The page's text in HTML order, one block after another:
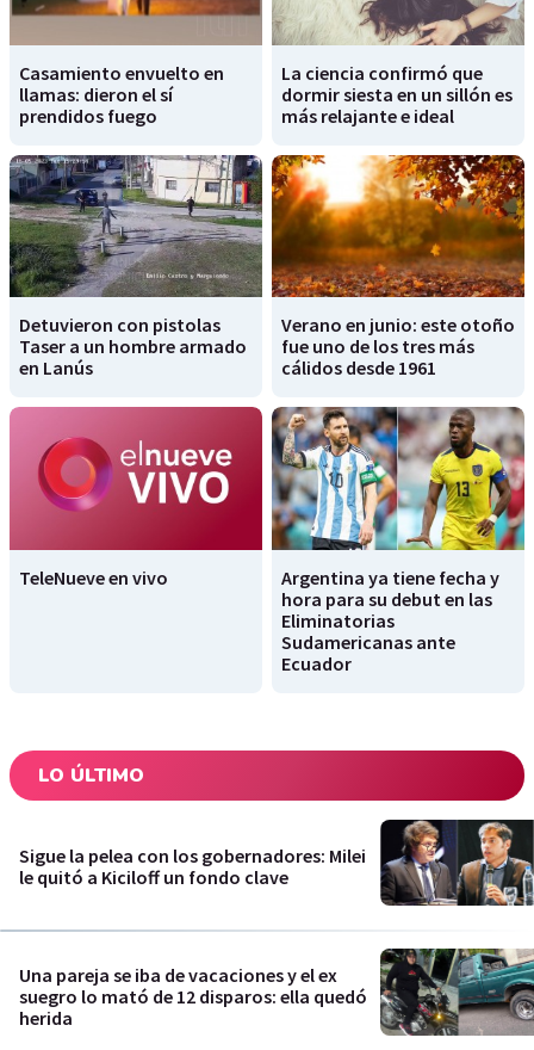
Casamiento envuelto en
llamas: dieron el sí
prendidos fuego
La ciencia confirmó que
dormir siesta en un sillón es
más relajante e ideal
Detuvieron con pistolas
Taser a un hombre armado
en Lanús
Verano en junio: este otoño
fue uno de los tres más
cálidos desde 1961
TeleNueve en vivo
Argentina ya tiene fecha y
hora para su debut en las
Eliminatorias
Sudamericanas ante
Ecuador
LO ÚLTIMO
Sigue la pelea con los gobernadores: Milei
le quitó a Kiciloff un fondo clave
Una pareja se iba de vacaciones y el ex
suegro lo mató de 12 disparos: ella quedó
herida